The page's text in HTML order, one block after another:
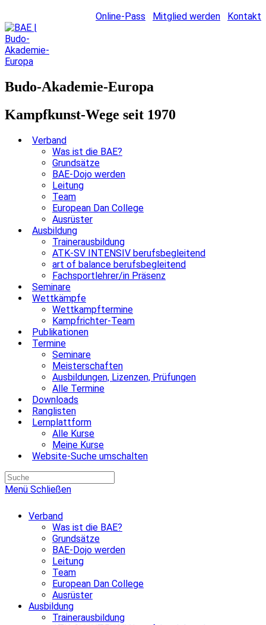
Online-Pass Mitglied werden Kontakt
Budo-Akademie-Europa
Kampfkunst-Wege seit 1970
Verband
Was ist die BAE?
Grundsätze
BAE-Dojo werden
Leitung
Team
European Dan College
Ausrüster
Ausbildung
Trainerausbildung
ATK-SV INTENSIV berufsbegleitend
art of balance berufsbegleitend
Fachsportlehrer/in Präsenz
Seminare
Wettkämpfe
Wettkampftermine
Kampfrichter-Team
Publikationen
Termine
Seminare
Meisterschaften
Ausbildungen, Lizenzen, Prüfungen
Alle Termine
Downloads
Ranglisten
Lernplattform
Alle Kurse
Meine Kurse
Website-Suche umschalten
Menü Schließen
Verband
Was ist die BAE?
Grundsätze
BAE-Dojo werden
Leitung
Team
European Dan College
Ausrüster
Ausbildung
Trainerausbildung